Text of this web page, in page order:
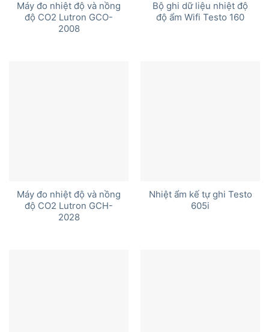
Máy đo nhiệt độ và nồng
độ CO2 Lutron GCO-
2008
Bộ ghi dữ liệu nhiệt độ
độ ẩm Wifi Testo 160
Máy đo nhiệt độ và nồng
độ CO2 Lutron GCH-
2028
Nhiệt ẩm kế tự ghi Testo
605i